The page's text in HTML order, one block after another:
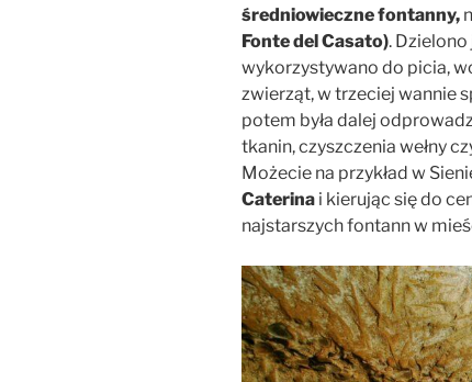
średniowieczne fontanny,
Fonte del Casato). Dzielono
wykorzystywano do picia,
zwierząt, w trzeciej wannie
potem była dalej
tkanin, czyszczenia wełny
Możecie na przykład w
Caterina i kierując się do
najstarszych fontann w